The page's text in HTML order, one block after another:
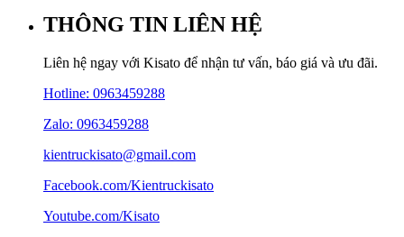
THÔNG TIN LIÊN HỆ
Liên hệ ngay với Kisato để nhận tư vấn, báo giá và ưu đãi.
Hotline: 0963459288
Zalo: 0963459288
kientruckisato@gmail.com
Facebook.com/Kientruckisato
Youtube.com/Kisato